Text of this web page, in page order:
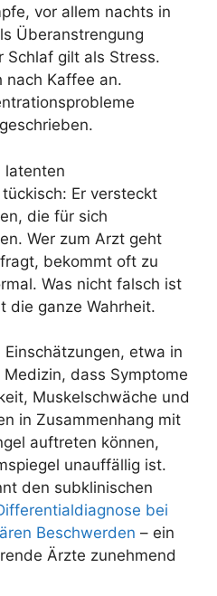
vor allem nachts in
Überanstrengung
Schlaf gilt als Stress.
nach Kaffee an.
latenten
Er versteckt
die für sich
Wer zum Arzt geht
bekommt oft zu
Was nicht falsch ist
die ganze Wahrheit.
etwa in
dass Symptome
Muskelschwäche und
in Zusammenhang mit
auftreten können,
unauffällig ist.
den subklinischen
bei
Beschwerden – ein
Ärzte zunehmend